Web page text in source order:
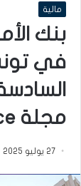
مالية
بنك
مجلة Global Finance
27 يوليو 2025